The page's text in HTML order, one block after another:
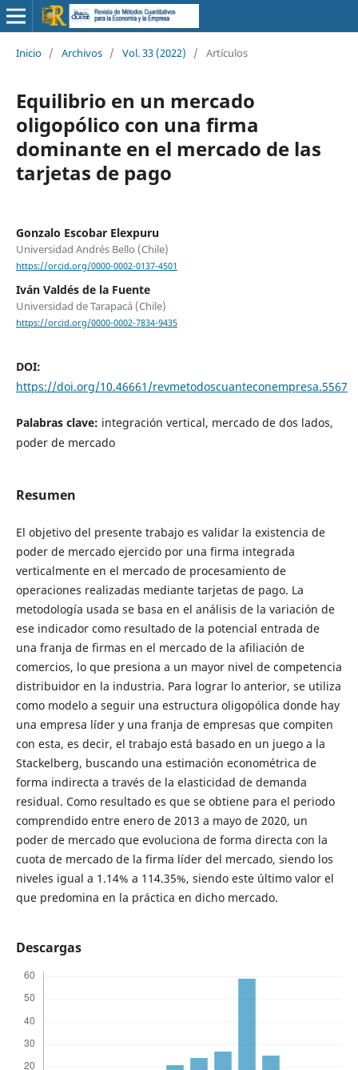
Inicio / Archivos / Vol. 33 (2022) / Artículos
Equilibrio en un mercado
oligopólico con una firma
dominante en el mercado de las
tarjetas de pago
Gonzalo Escobar Elexpuru
Universidad Andrés Bello (Chile)
https://orcid.org/0000-0002-0137-4501
Iván Valdés de la Fuente
Universidad de Tarapacá (Chile)
https://orcid.org/0000-0002-7834-9435
DOI:
https://doi.org/10.46661/revmetodoscuanteconempresa.5567
Palabras clave: integración vertical, mercado de dos lados,
poder de mercado
Resumen
El objetivo del presente trabajo es validar la existencia de
poder de mercado ejercido por una firma integrada
verticalmente en el mercado de procesamiento de
operaciones realizadas mediante tarjetas de pago. La
metodología usada se basa en el análisis de la variación de
ese indicador como resultado de la potencial entrada de
una franja de firmas en el mercado de la afiliación de
comercios, lo que presiona a un mayor nivel de competencia
distribuidor en la industria. Para lograr lo anterior, se utiliza
como modelo a seguir una estructura oligopólica donde hay
una empresa líder y una franja de empresas que compiten
con esta, es decir, el trabajo está basado en un juego a la
Stackelberg, buscando una estimación econométrica de
forma indirecta a través de la elasticidad de demanda
residual. Como resultado es que se obtiene para el periodo
comprendido entre enero de 2013 a mayo de 2020, un
poder de mercado que evoluciona de forma directa con la
cuota de mercado de la firma líder del mercado, siendo los
niveles igual a 1.14% a 114.35%, siendo este último valor el
que predomina en la práctica en dicho mercado.
Descargas